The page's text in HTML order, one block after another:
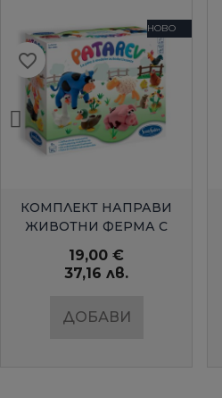
БЪРЗ ПРЕГЛЕД
НОВО
КОМПЛЕКТ НАПРАВИ
ЖИВОТНИ ФЕРМА С
19,00 €
37,16 лв.
ДОБАВИ
favorite_border